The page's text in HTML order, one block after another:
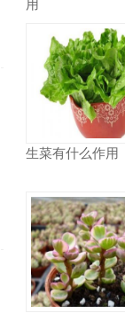
用
生菜有什么作用